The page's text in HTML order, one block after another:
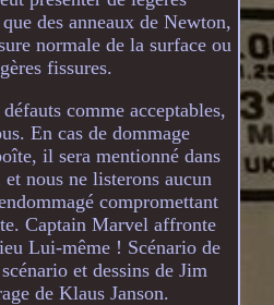
des anneaux de Newton,
normale de la surface ou
fissures.
comme acceptables,
En cas de dommage
il sera mentionné dans
nous ne listerons aucun
compromettant
Captain Marvel affronte
Lui-même ! Scénario de
et dessins de Jim
de Klaus Janson.